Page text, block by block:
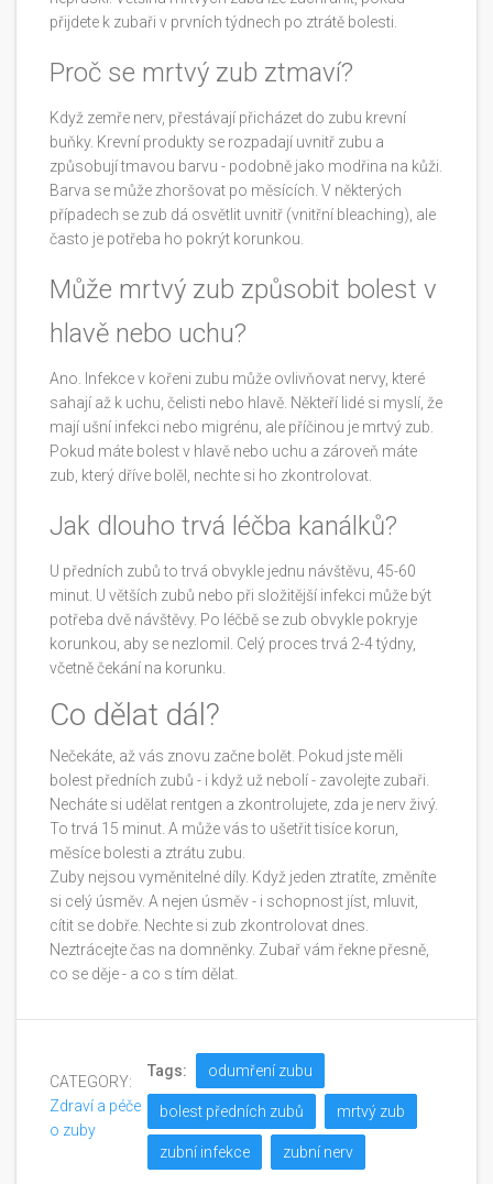
přijdete k zubaři v prvních týdnech po ztrátě bolesti.
Proč se mrtvý zub ztmaví?
Když zemře nerv, přestávají přicházet do zubu krevní
buňky. Krevní produkty se rozpadají uvnitř zubu a
způsobují tmavou barvu - podobně jako modřina na kůži.
Barva se může zhoršovat po měsících. V některých
případech se zub dá osvětlit uvnitř (vnitřní bleaching), ale
často je potřeba ho pokrýt korunkou.
Může mrtvý zub způsobit bolest v
hlavě nebo uchu?
Ano. Infekce v kořeni zubu může ovlivňovat nervy, které
sahají až k uchu, čelisti nebo hlavě. Někteří lidé si myslí, že
mají ušní infekci nebo migrénu, ale příčinou je mrtvý zub.
Pokud máte bolest v hlavě nebo uchu a zároveň máte
zub, který dříve bolěl, nechte si ho zkontrolovat.
Jak dlouho trvá léčba kanálků?
U předních zubů to trvá obvykle jednu návštěvu, 45-60
minut. U větších zubů nebo při složitější infekci může být
potřeba dvě návštěvy. Po léčbě se zub obvykle pokryje
korunkou, aby se nezlomil. Celý proces trvá 2-4 týdny,
včetně čekání na korunku.
Co dělat dál?
Nečekáte, až vás znovu začne bolět. Pokud jste měli
bolest předních zubů - i když už nebolí - zavolejte zubaři.
Necháte si udělat rentgen a zkontrolujete, zda je nerv živý.
To trvá 15 minut. A může vás to ušetřit tisíce korun,
měsíce bolesti a ztrátu zubu.
Zuby nejsou vyměnitelné díly. Když jeden ztratíte, změníte
si celý úsměv. A nejen úsměv - i schopnost jíst, mluvit,
cítit se dobře. Nechte si zub zkontrolovat dnes.
Neztrácejte čas na domněnky. Zubař vám řekne přesně,
co se děje - a co s tím dělat.
CATEGORY:
Zdraví a péče
o zuby
Tags: odumření zubu
bolest předních zubů mrtvý zub
zubní infekce zubní nerv